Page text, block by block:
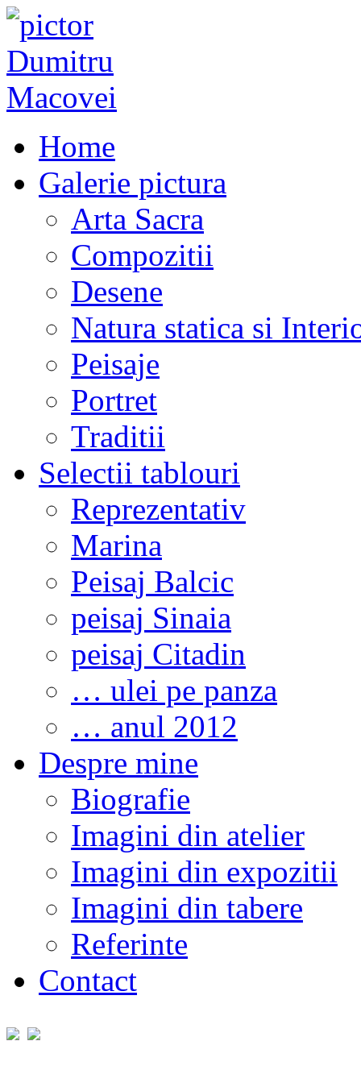
Home
Galerie pictura
Arta Sacra
Compozitii
Desene
Natura statica si
Peisaje
Portret
Traditii
Selectii tablouri
Reprezentativ
Marina
Peisaj Balcic
peisaj Sinaia
peisaj Citadin
… ulei pe panza
… anul 2012
Despre mine
Biografie
Imagini din atelier
Imagini din expozitii
Imagini din tabere
Referinte
Contact